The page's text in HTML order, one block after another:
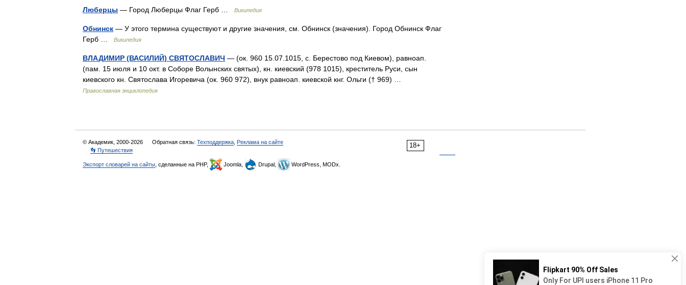
Люберцы — Город Люберцы Флаг Герб … Википедия
Обнинск — У этого термина существуют и другие значения, см. Обнинск (значения). Город Обнинск Флаг
Герб …
Википедия
ВЛАДИМИР (ВАСИЛИЙ) СВЯТОСЛАВИЧ — (ок. 960 15.07.1015, с. Берестово под Киевом), равноап.
(пам. 15 июля и 10 окт. в Соборе Волынских святых), кн. киевский (978 1015), креститель Руси, сын
киевского кн. Святослава Игоревича (ок. 960 972), внук равноап. киевской кнг. Ольги († 969) …
Православная энциклопедия
18+
© Академик, 2000-2026 Обратная связь: Техподдержка Реклама на сайте
👣 Путешествия
Экспорт словарей на сайты , сделанные на PHP, Joomla, Drupal, WordPress, MODx.